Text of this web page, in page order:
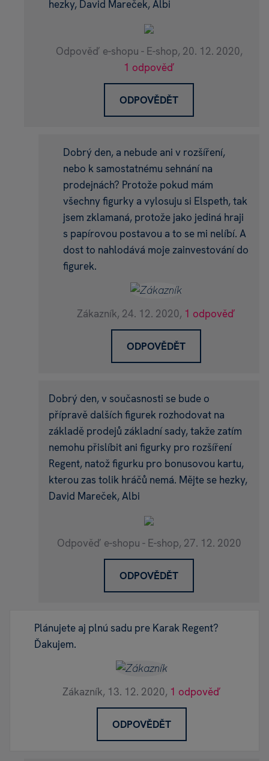
hezky, David Mareček, Albi
Odpověď e-shopu - E-shop, 20. 12. 2020,
1 odpověď
ODPOVĚDĚT
Dobrý den, a nebude ani v rozšíření,
nebo k samostatnému sehnání na
prodejnách? Protože pokud mám
všechny figurky a vylosuju si Elspeth, tak
jsem zklamaná, protože jako jediná hraji
s papírovou postavou a to se mi nelíbí. A
dost to nahlodává moje zainvestování do
figurek.
Zákazník, 24. 12. 2020, 1 odpověď
ODPOVĚDĚT
Dobrý den, v současnosti se bude o
přípravě dalších figurek rozhodovat na
základě prodejů základní sady, takže zatím
nemohu přislíbit ani figurky pro rozšíření
Regent, natož figurku pro bonusovou kartu,
kterou zas tolik hráčů nemá. Mějte se hezky,
David Mareček, Albi
Odpověď e-shopu - E-shop, 27. 12. 2020
ODPOVĚDĚT
Plánujete aj plnú sadu pre Karak Regent?
Ďakujem.
Zákazník, 13. 12. 2020, 1 odpověď
ODPOVĚDĚT